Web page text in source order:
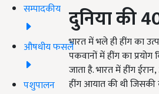
सम्पादकीय
औषधीय फसलें
पशुपालन
दुनियाकी
भारत में भले ही हींग का
पकवानों में हींग का
जाता है. भारत में हींग
हींग आयात की थी